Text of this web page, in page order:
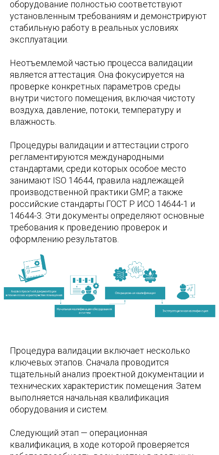
оборудование полностью соответствуют
установленным требованиям и демонстрируют
стабильную работу в реальных условиях
эксплуатации.
Неотъемлемой частью процесса валидации
является аттестация. Она фокусируется на
проверке конкретных параметров среды
внутри чистого помещения, включая чистоту
воздуха, давление, потоки, температуру и
влажность.
Процедуры валидации и аттестации строго
регламентируются международными
стандартами, среди которых особое место
занимают ISO 14644, правила надлежащей
производственной практики GMP, а также
российские стандарты ГОСТ Р ИСО 14644-1 и
14644-3. Эти документы определяют основные
требования к проведению проверок и
оформлению результатов.
Процедура валидации включает несколько
ключевых этапов. Сначала проводится
тщательный анализ проектной документации и
технических характеристик помещения. Затем
выполняется начальная квалификация
оборудования и систем.
Следующий этап — операционная
квалификация, в ходе которой проверяется